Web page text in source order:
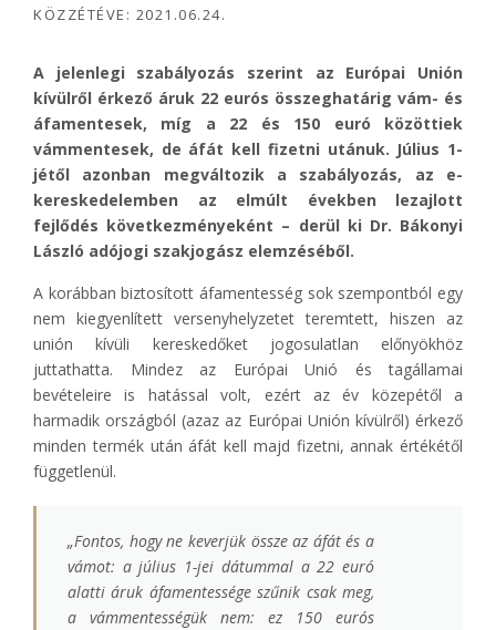
KÖZZÉTÉVE: 2021.06.24.
A jelenlegi szabályozás szerint az Európai Unión
kívülről érkező áruk 22 eurós összeghatárig vám- és
áfamentesek, míg a 22 és 150 euró közöttiek
vámmentesek, de áfát kell fizetni utánuk. Július 1-
jétől azonban megváltozik a szabályozás, az e-
kereskedelemben az elmúlt években lezajlott
fejlődés következményeként – derül ki Dr. Bákonyi
László adójogi szakjogász elemzéséből.
A korábban biztosított áfamentesség sok szempontból egy
nem kiegyenlített versenyhelyzetet teremtett, hiszen az
unión kívüli kereskedőket jogosulatlan előnyökhöz
juttathatta. Mindez az Európai Unió és tagállamai
bevételeire is hatással volt, ezért az év közepétől a
harmadik országból (azaz az Európai Unión kívülről) érkező
minden termék után áfát kell majd fizetni, annak értékétől
függetlenül.
„Fontos, hogy ne keverjük össze az áfát és a
vámot: a július 1-jei dátummal a 22 euró
alatti áruk áfamentessége szűnik csak meg,
a vámmentességük nem: ez 150 eurós